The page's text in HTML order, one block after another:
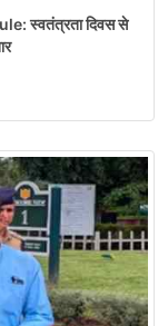
स्वतंत्रता दिवस से